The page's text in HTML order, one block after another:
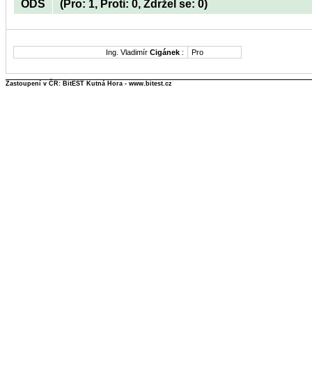
ODS (Pro: 1, Proti: 0, Zdržel se: 0)
Ing. Vladimír Cigánek : Pro
Zastoupení v ČR: BitEST Kutná Hora - www.bitest.cz